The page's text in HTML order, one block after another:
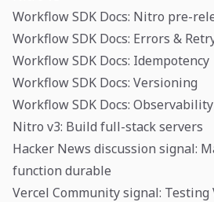
Workflow SDK Docs: Nitro pre-
Workflow SDK Docs: Errors &
Workflow SDK Docs: Idempotency
Workflow SDK Docs: Versioning
Workflow SDK Docs: Observability
Nitro v3: Build full-stack servers
Hacker News discussion signal:
function durable
Vercel Community signal: Testing